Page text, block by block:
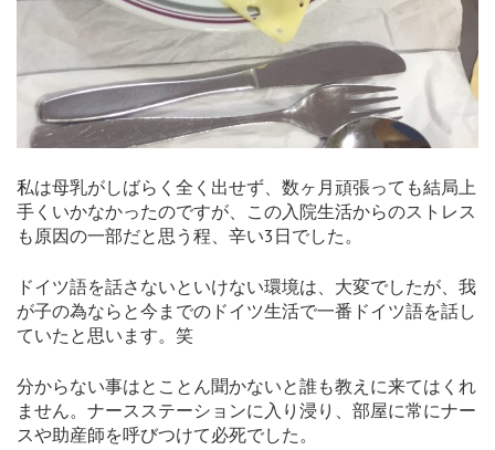
私は母乳がしばらく全く出せず、数ヶ月頑張っても結局上
手くいかなかったのですが、この入院生活からのストレス
も原因の一部だと思う程、辛い3日でした。
ドイツ語を話さないといけない環境は、大変でしたが、我
が子の為ならと今までのドイツ生活で一番ドイツ語を話し
ていたと思います。笑
分からない事はとことん聞かないと誰も教えに来てはくれ
ません。ナースステーションに入り浸り、部屋に常にナー
スや助産師を呼びつけて必死でした。